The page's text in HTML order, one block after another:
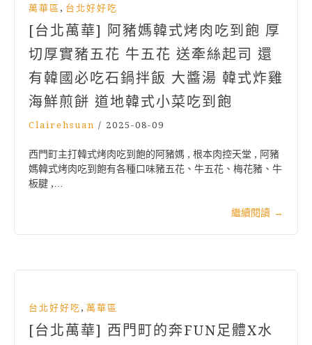
萬華區 , 台北好好吃
[台北萬華] 阿豬媽韓式烤肉吃到飽 厚
切厚實豬五花 牛五花 送牽絲起司 還
有韓國必吃石鍋拌飯 大醬湯 韓式炸雞
海鮮煎餅 道地韓式小菜吃到飽
Clairehsuan / 2025-08-09
西門町主打韓式烤肉吃到飽的阿豬媽 , 根本肉控天堂 , 阿豬
媽韓式烤肉吃到飽有各種口味豬五花、牛五花、梅花豬、牛
板腱 ,…
繼續閱讀 →
台北好好吃 , 萬華區
[台北萬華] 西門町的奔FUN足體X水